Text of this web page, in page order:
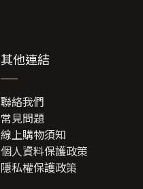
其他連結
聯絡我們
常見問題
線上購物須知
個人資料保護政策
隱私權保護政策